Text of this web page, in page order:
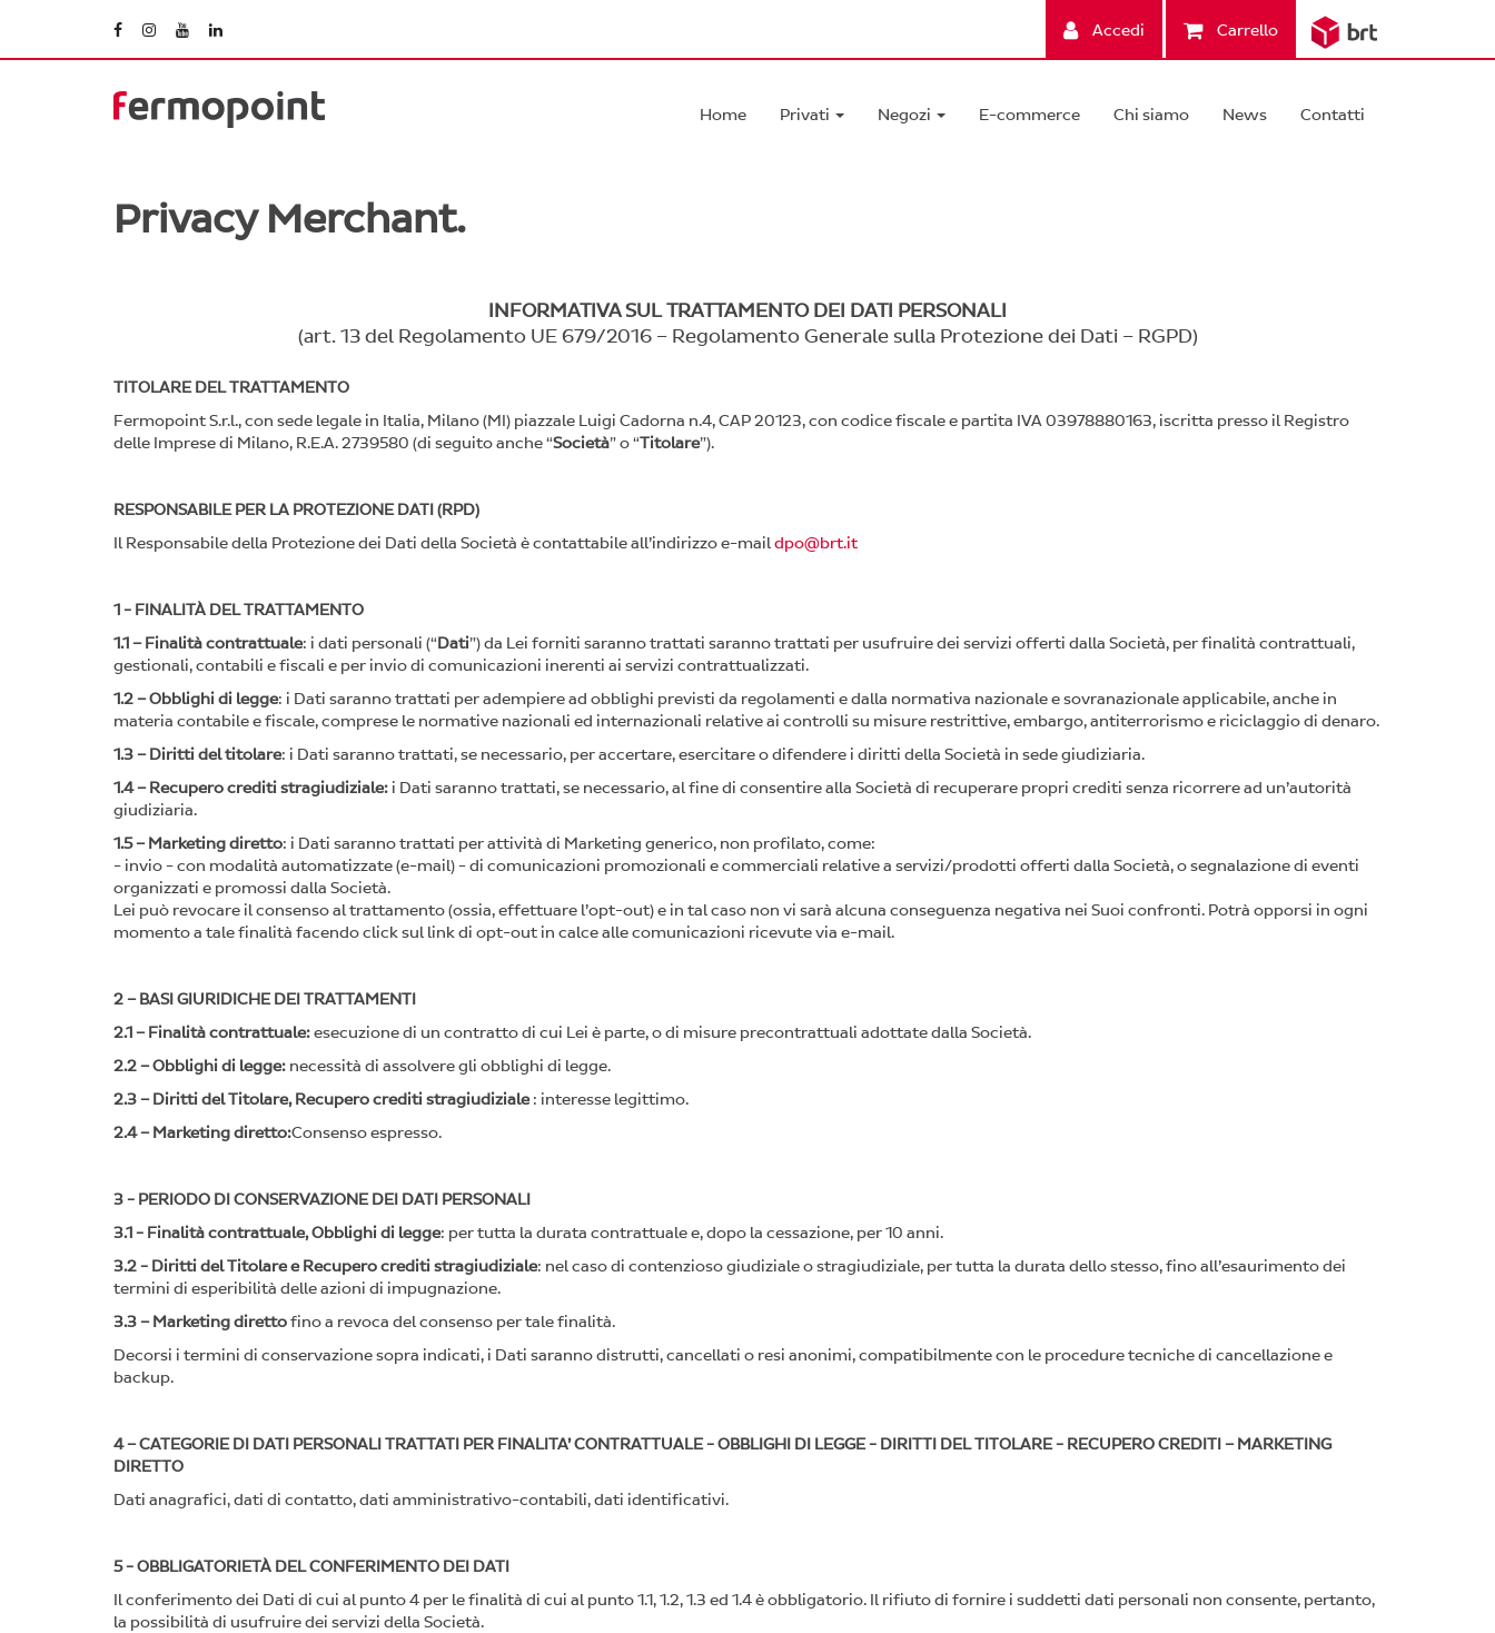
Accedi Carrello
Home Privati Negozi E-commerce Chi siamo News Contatti
Privacy Merchant.
INFORMATIVA SUL TRATTAMENTO DEI DATI PERSONALI
(art. 13 del Regolamento UE 679/2016 – Regolamento Generale sulla Protezione dei Dati – RGPD)
TITOLARE DEL TRATTAMENTO
Fermopoint S.r.l., con sede legale in Italia, Milano (MI) piazzale Luigi Cadorna n.4, CAP 20123, con codice fiscale e partita IVA 03978880163, iscritta presso il Registro
delle Imprese di Milano, R.E.A. 2739580 (di seguito anche “Società” o “Titolare”).
RESPONSABILE PER LA PROTEZIONE DATI (RPD)
Il Responsabile della Protezione dei Dati della Società è contattabile all’indirizzo e-maildpo@brt.it
1 - FINALITÀ DEL TRATTAMENTO
1.1 – Finalità contrattuale: i dati personali (“Dati”) da Lei forniti saranno trattati saranno trattati per usufruire dei servizi offerti dalla Società, per finalità contrattuali,
gestionali, contabili e fiscali e per invio di comunicazioni inerenti ai servizi contrattualizzati.
1.2 – Obblighi di legge: i Dati saranno trattati per adempiere ad obblighi previsti da regolamenti e dalla normativa nazionale e sovranazionale applicabile, anche in
materia contabile e fiscale, comprese le normative nazionali ed internazionali relative ai controlli su misure restrittive, embargo, antiterrorismo e riciclaggio di denaro.
1.3 – Diritti del titolare: i Dati saranno trattati, se necessario, per accertare, esercitare o difendere i diritti della Società in sede giudiziaria.
1.4 – Recupero crediti stragiudiziale: i Dati saranno trattati, se necessario, al fine di consentire alla Società di recuperare propri crediti senza ricorrere ad un’autorità
giudiziaria.
1.5 – Marketing diretto: i Dati saranno trattati per attività di Marketing generico, non profilato, come:
- invio - con modalità automatizzate (e-mail) - di comunicazioni promozionali e commerciali relative a servizi/prodotti offerti dalla Società, o segnalazione di eventi
organizzati e promossi dalla Società.
Lei può revocare il consenso al trattamento (ossia, effettuare l’opt-out) e in tal caso non vi sarà alcuna conseguenza negativa nei Suoi confronti. Potrà opporsi in ogni
momento a tale finalità facendo click sul link di opt-out in calce alle comunicazioni ricevute via e-mail.
2 – BASI GIURIDICHE DEI TRATTAMENTI
2.1 – Finalità contrattuale:esecuzione di un contratto di cui Lei è parte, o di misure precontrattuali adottate dalla Società.
2.2 – Obblighi di legge: necessità di assolvere gli obblighi di legge.
2.3 – Diritti del Titolare, Recupero crediti stragiudiziale: interesse legittimo.
2.4 – Marketing diretto:Consenso espresso.
3 - PERIODO DI CONSERVAZIONE DEI DATI PERSONALI
3.1 - Finalità contrattuale, Obblighi di legge: per tutta la durata contrattuale e, dopo la cessazione, per 10 anni.
3.2 - Diritti del Titolare e Recupero crediti stragiudiziale: nel caso di contenzioso giudiziale o stragiudiziale, per tutta la durata dello stesso, fino all’esaurimento dei
termini di esperibilità delle azioni di impugnazione.
3.3 – Marketing direttofino a revoca del consenso per tale finalità.
Decorsi i termini di conservazione sopra indicati, i Dati saranno distrutti, cancellati o resi anonimi, compatibilmente con le procedure tecniche di cancellazione e
backup.
4 – CATEGORIE DI DATI PERSONALI TRATTATI PER FINALITA’ CONTRATTUALE - OBBLIGHI DI LEGGE - DIRITTI DEL TITOLARE - RECUPERO CREDITI – MARKETING
DIRETTO
Dati anagrafici, dati di contatto, dati amministrativo-contabili, dati identificativi.
5 - OBBLIGATORIETÀ DEL CONFERIMENTO DEI DATI
Il conferimento dei Dati di cui al punto 4 per le finalità di cui al punto 1.1, 1.2, 1.3 ed 1.4 è obbligatorio. Il rifiuto di fornire i suddetti dati personali non consente, pertanto,
la possibilità di usufruire dei servizi della Società.